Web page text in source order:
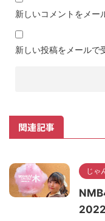
新しいコメントをメー
新しい投稿をメールで
関連記事
じゃ